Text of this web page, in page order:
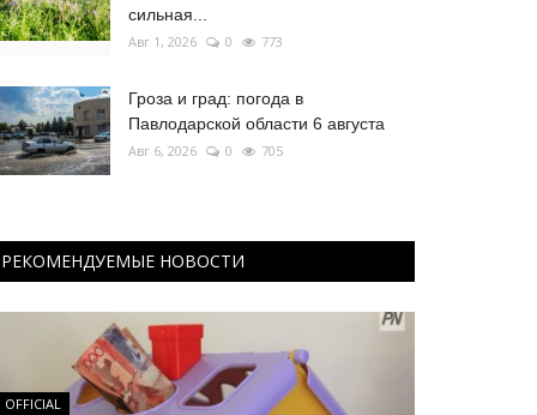
сильная...
Авг 1, 2026 0 773
Гроза и град: погода в
Павлодарской области 6 августа
Авг 6, 2026 0 705
РЕКОМЕНДУЕМЫЕ НОВОСТИ
OFFICIAL